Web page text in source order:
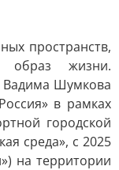
пространств,
образ жизни.
Вадима Шумкова
в рамках
городской
среда», с 2025
на территории